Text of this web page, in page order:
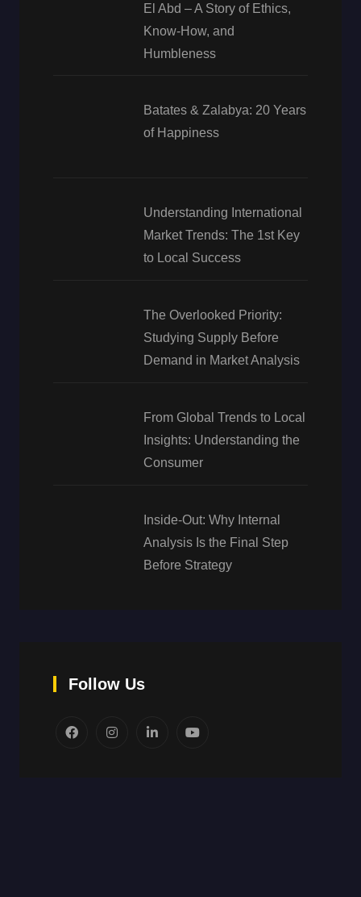
El Abd – A Story of Ethics,
Know-How, and
Humbleness
Batates & Zalabya: 20 Years
of Happiness
Understanding International
Market Trends: The 1st Key
to Local Success
The Overlooked Priority:
Studying Supply Before
Demand in Market Analysis
From Global Trends to Local
Insights: Understanding the
Consumer
Inside-Out: Why Internal
Analysis Is the Final Step
Before Strategy
Follow Us